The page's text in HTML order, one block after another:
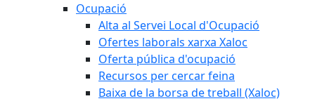
Ocupació
Alta al Servei Local d'Ocupació
Ofertes laborals xarxa Xaloc
Oferta pública d'ocupació
Recursos per cercar feina
Baixa de la borsa de treball (Xaloc)